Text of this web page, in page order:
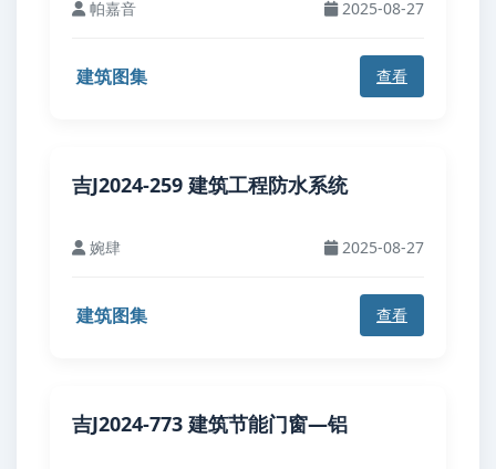
帕嘉音 2025-08-27
建筑图集 查看
吉J2024-259 建筑工程防水系统
婉肆 2025-08-27
建筑图集 查看
吉J2024-773 建筑节能门窗—铝